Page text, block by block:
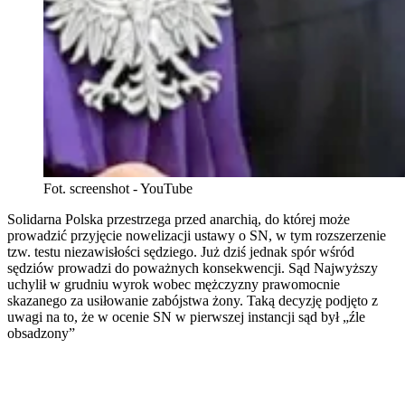
Fot. screenshot - YouTube
Solidarna Polska przestrzega przed anarchią, do której może
prowadzić przyjęcie nowelizacji ustawy o SN, w tym rozszerzenie
tzw. testu niezawisłości sędziego. Już dziś jednak spór wśród
sędziów prowadzi do poważnych konsekwencji. Sąd Najwyższy
uchylił w grudniu wyrok wobec mężczyzny prawomocnie
skazanego za usiłowanie zabójstwa żony. Taką decyzję podjęto z
uwagi na to, że w ocenie SN w pierwszej instancji sąd był „źle
obsadzony”